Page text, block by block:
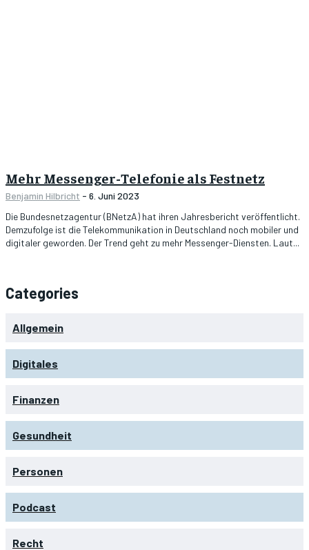
Mehr Messenger-Telefonie als Festnetz
Benjamin Hilbricht - 6. Juni 2023
Die Bundesnetzagentur (BNetzA) hat ihren Jahresbericht veröffentlicht.
Demzufolge ist die Telekommunikation in Deutschland noch mobiler und
digitaler geworden. Der Trend geht zu mehr Messenger-Diensten. Laut...
Categories
Allgemein
Digitales
Finanzen
Gesundheit
Personen
Podcast
Recht